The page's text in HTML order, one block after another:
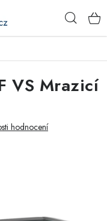
VS Mrazicí
hodnocení